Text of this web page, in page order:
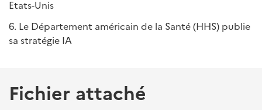
Etats-Unis
6. Le Département américain de la Santé (HHS) publie
sa stratégie IA
Fichier attaché